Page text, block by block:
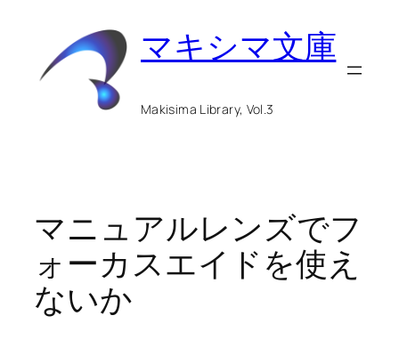
マキシマ文庫
Makisima Library, Vol.3
マニュアルレンズでフ
ォーカスエイドを使え
ないか